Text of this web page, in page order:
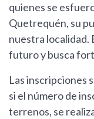
quienes se
Quetrequén, su
nuestra localidad.
futuro y busca
Las inscripciones
si el número de
terrenos, se